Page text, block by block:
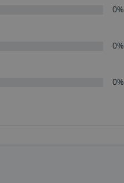
0%
0%
0%